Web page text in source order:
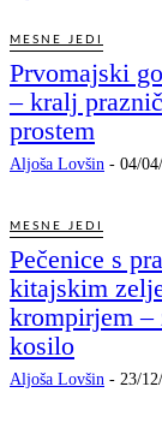
MESNE JEDI
Prvomajski
– kralj
prostem
Aljoša Lovšin - 04/
MESNE JEDI
Pečenice s
kitajskim
krompirjem –
kosilo
Aljoša Lovšin - 23/